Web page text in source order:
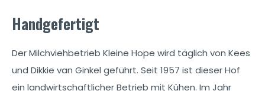
Handgefertigt
Der Milchviehbetrieb Kleine Hope wird täglich von Kees
und Dikkie van Ginkel geführt. Seit 1957 ist dieser Hof
ein landwirtschaftlicher Betrieb mit Kühen. Im Jahr